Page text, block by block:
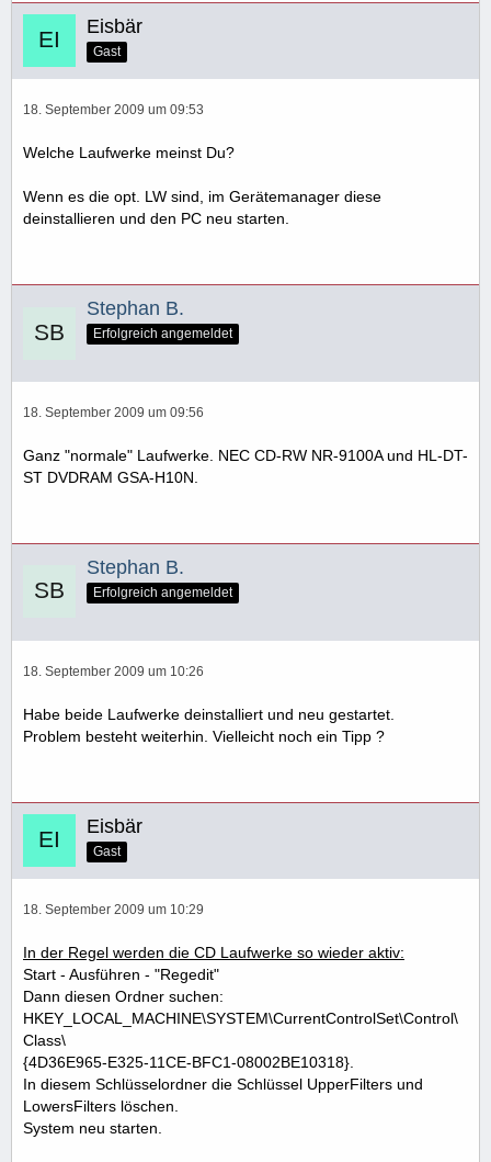
Eisbär
Gast
18. September 2009 um 09:53
Welche Laufwerke meinst Du?
Wenn es die opt. LW sind, im Gerätemanager diese
deinstallieren und den PC neu starten.
Stephan B.
Erfolgreich angemeldet
18. September 2009 um 09:56
Ganz "normale" Laufwerke. NEC CD-RW NR-9100A und HL-DT-
ST DVDRAM GSA-H10N.
Stephan B.
Erfolgreich angemeldet
18. September 2009 um 10:26
Habe beide Laufwerke deinstalliert und neu gestartet.
Problem besteht weiterhin. Vielleicht noch ein Tipp ?
Eisbär
Gast
18. September 2009 um 10:29
In der Regel werden die CD Laufwerke so wieder aktiv:
Start - Ausführen - "Regedit"
Dann diesen Ordner suchen:
HKEY_LOCAL_MACHINE\SYSTEM\CurrentControlSet\Control\
Class\
{4D36E965-E325-11CE-BFC1-08002BE10318}.
In diesem Schlüsselordner die Schlüssel UpperFilters und
LowersFilters löschen.
System neu starten.